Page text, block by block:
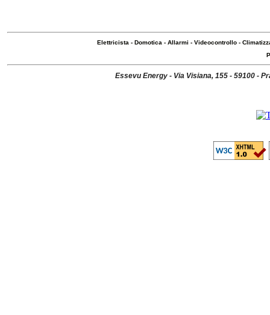
Elettricista - Domotica - Allarmi - Videocontrollo-
Essevu Energy - Via Visiana, 155 - 59100 -